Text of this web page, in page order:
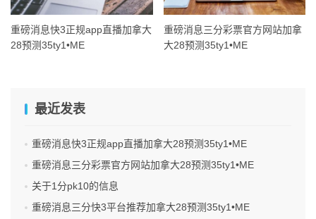
重磅消息快3正规app直播加拿大
28预测35ty1 •ME
重磅消息三分彩票官方网站加拿
大28预测35ty1 •ME
最近发表
重磅消息快3正规app直播加拿大28预测35ty1 •ME
重磅消息三分彩票官方网站加拿大28预测35ty1 •ME
关于1分pk10的信息
重磅消息三分快3平台推荐加拿大28预测35ty1 •ME